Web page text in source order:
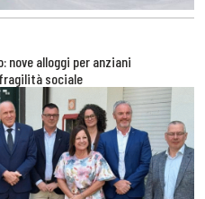
nove alloggi per anziani
sociale